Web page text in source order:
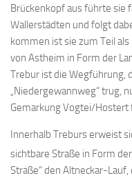
Brückenkopf aus führte sie
Wallerstädten und folgt
kommen ist sie zum Teil
von Astheim in Form der
Trebur ist die Wegführung,
„Niedergewannweg“ trug,
Gemarkung Vogtei/Hostert
Innerhalb Treburs erweist
sichtbare Straße in Form
Straße“ den Altneckar-